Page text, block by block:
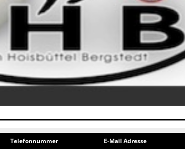
Telefon​nummer
E-Mail Adresse